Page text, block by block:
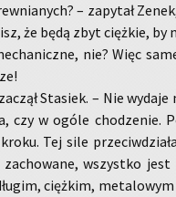
– za­py­tał
że będą zbyt cięż­kie, by
nie? Więc
Sta­siek. – Nie
czy w ogóle cho­dze­nie.
Tej sile
wszyst­ko
cięż­kim,